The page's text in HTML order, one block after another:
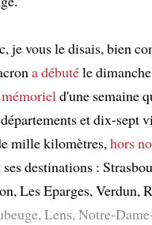
je vous le disais, bien
a débutéle
d'une semaine
et dix-sept
mille kilomètres,hors
ses destinations :
Les Eparges, Verdun,
Lens, Notre-